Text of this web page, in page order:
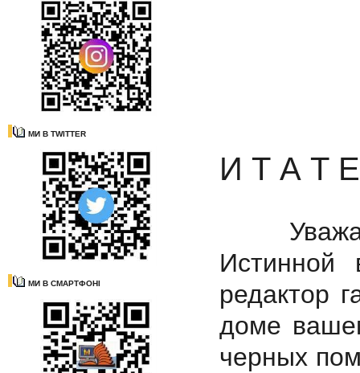
МИ В TWITTER
МИ В СМАРТФОНІ
И Т А Т
редактор
доме
черных